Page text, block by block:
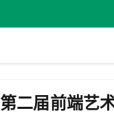
第二届前端艺